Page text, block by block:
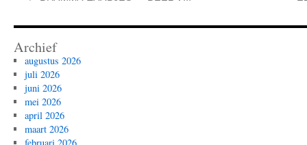
Archief
augustus 2026
juli 2026
juni 2026
mei 2026
april 2026
maart 2026